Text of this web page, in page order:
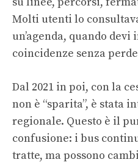
Molti utenti lo
un’agenda, quando
coincidenze senza
Dal 2021 in poi, con la
non è “sparita”, è stata
regionale. Questo è il
confusione: i bus
tratte, ma possono